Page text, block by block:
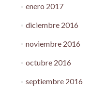
enero 2017
diciembre 2016
noviembre 2016
octubre 2016
septiembre 2016